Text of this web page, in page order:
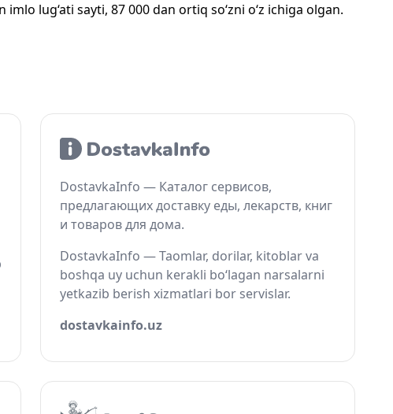
lug‘ati sayti, 87 000 dan ortiq so‘zni o‘z ichiga olgan.
DostavkaInfo — Каталог сервисов,
предлагающих доставку еды, лекарств, книг
и товаров для дома.
DostavkaInfo — Taomlar, dorilar, kitoblar va
boshqa uy uchun kerakli bo‘lagan narsalarni
yetkazib berish xizmatlari bor servislar.
dostavkainfo.uz